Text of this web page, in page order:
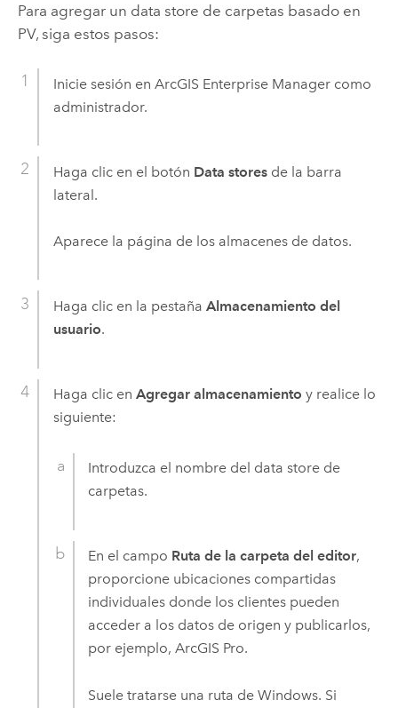
Para agregar un data store de carpetas basado en
PV, siga estos pasos:
Inicie sesión en ArcGIS Enterprise Managercomo
administrador.
Haga clic en el botón Data storesde la barra
lateral.
Aparece la página de los almacenes de datos.
Haga clic en la pestaña Almacenamiento del
usuario.
Haga clic en Agregar almacenamiento y realice lo
siguiente:
Introduzca el nombre del data store de
carpetas.
En el campo Ruta de la carpeta del editor,
proporcione ubicaciones compartidas
individuales donde los clientes pueden
acceder a los datos de origen y publicarlos,
por ejemplo,ArcGIS Pro.
Suele tratarse una ruta deWindows. Si